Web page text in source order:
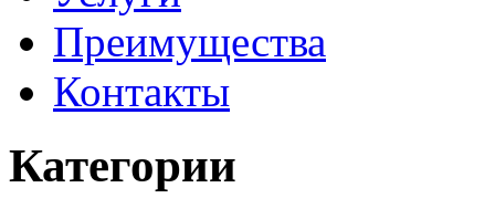
Преимущества
Контакты
Категории